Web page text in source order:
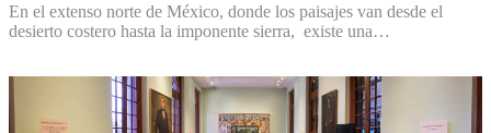
En el extenso norte de México, donde los paisajes van desde el
desierto costero hasta la imponente sierra, existe una…